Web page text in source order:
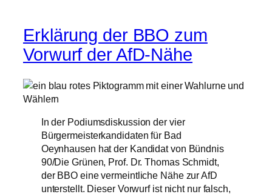
Erklärung der BBO zum
Vorwurf der AfD-Nähe
In der Podiumsdiskussion der vier
Bürgermeisterkandidaten für Bad
Oeynhausen hat der Kandidat von Bündnis
90/Die Grünen, Prof. Dr. Thomas Schmidt,
der BBO eine vermeintliche Nähe zur AfD
unterstellt. Dieser Vorwurf ist nicht nur falsch,